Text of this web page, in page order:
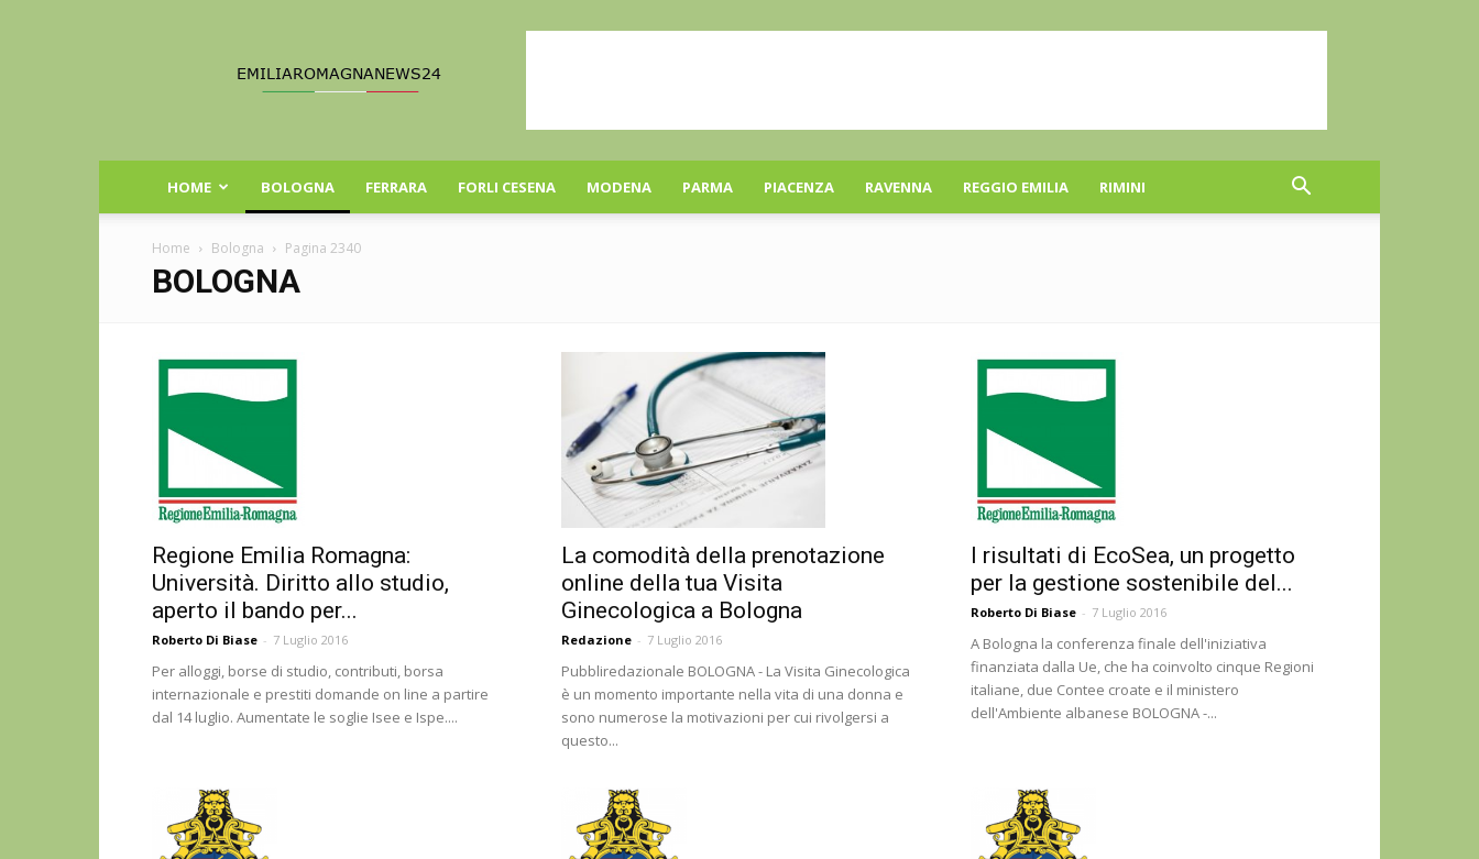
Romagna
HOME BOLOGNA FERRARA FORLI CESENA MODENA PARMA PIACENZA RAVENNA REGGIO EMILIA RIMINI
Home Bologna Pagina 2340
BOLOGNA
Regione Emilia Romagna:
Università. Diritto allo studio,
aperto il bando per...
Roberto Di Biase - 7 Luglio 2016
Per alloggi, borse di studio, contributi, borsa
internazionale e prestiti domande on line a partire
dal 14 luglio. Aumentate le soglie Isee e Ispe....
La comodità della prenotazione
online della tua Visita
Ginecologica a Bologna
Redazione - 7 Luglio 2016
Pubbliredazionale BOLOGNA - La Visita Ginecologica
è un momento importante nella vita di una donna e
sono numerose la motivazioni per cui rivolgersi a
questo...
I risultati di EcoSea, un progetto
per la gestione sostenibile del...
Roberto Di Biase - 7 Luglio 2016
A Bologna la conferenza finale dell'iniziativa
finanziata dalla Ue, che ha coinvolto cinque Regioni
italiane, due Contee croate e il ministero
dell'Ambiente albanese BOLOGNA -...